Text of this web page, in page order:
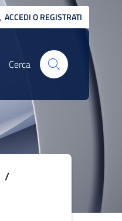
ACCEDI O REGISTRATI
Cerca
/